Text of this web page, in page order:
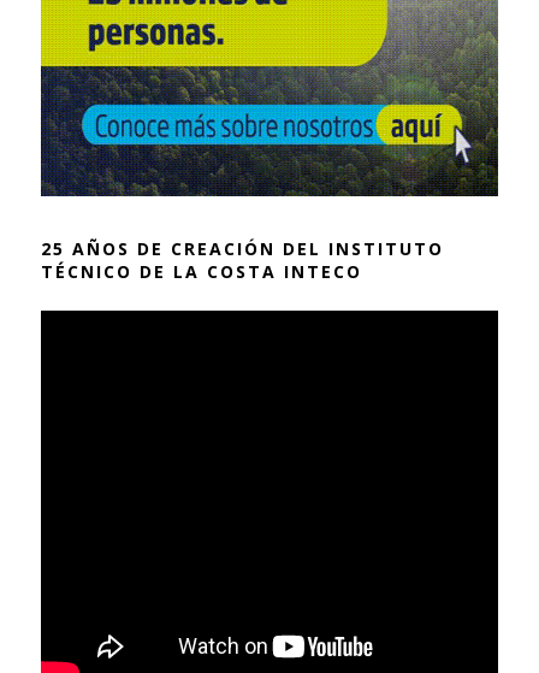
25 AÑOS DE CREACIÓN DEL INSTITUTO
TÉCNICO DE LA COSTA INTECO